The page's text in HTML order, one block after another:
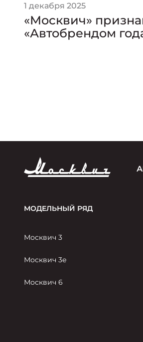
1 декабря 2025
«Москвич»
«Автобрендом
МОДЕЛЬНЫЙ РЯД
Москвич 3
Москвич 3е
Москвич 6